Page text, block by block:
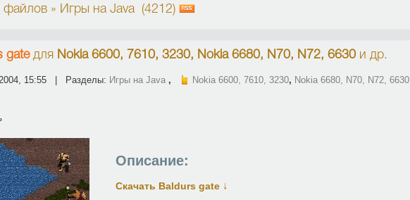
файлов » Игры на Java (4212)
gateдля Nokia 6600, 7610, 3230, Nokia 6680, N70, N72, 6630и др.
2004, 15:55 | Разделы: Игры на Java , Nokia 6600, 7610, 3230, Nokia 6680, N70, N72, 6630
Описание:
Скачать Baldurs gate ↓